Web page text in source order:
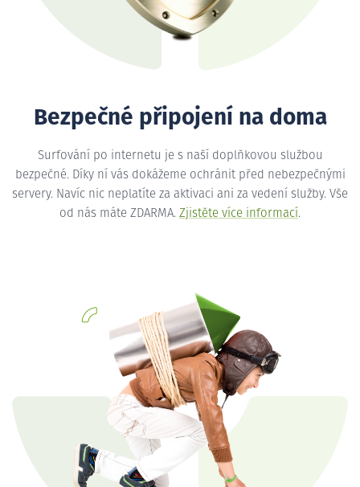
Bezpečné připojení na doma
Surfování po internetu je s naší doplňkovou službou
bezpečné. Díky ní vás dokážeme ochránit před nebezpečnými
servery. Navíc nic neplatíte za aktivaci ani za vedení služby. Vše
od nás máte ZDARMA. Zjistěte více informací.